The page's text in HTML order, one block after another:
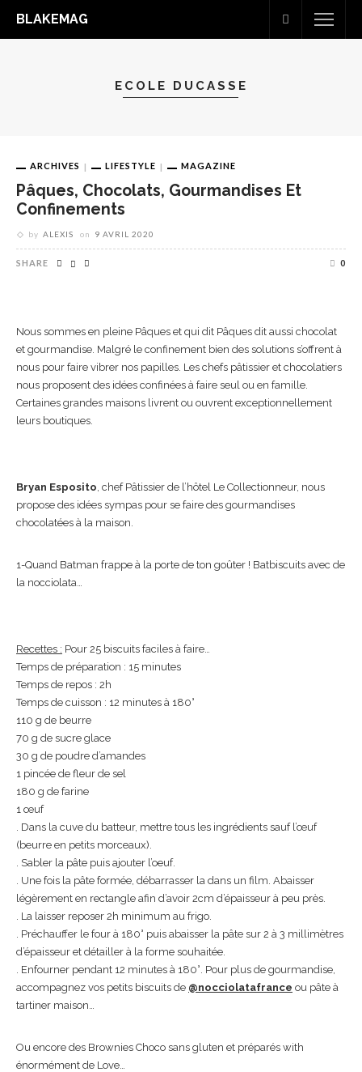
BLAKEMAG
ECOLE DUCASSE
ARCHIVES LIFESTYLE MAGAZINE
Pâques, Chocolats, Gourmandises Et
Confinements
by ALEXIS on 9 AVRIL 2020
SHARE 0
Nous sommes en pleine Pâques et qui dit Pâques dit aussi chocolat
et gourmandise. Malgré le confinement bien des solutions s’offrent à
nous pour faire vibrer nos papilles. Les chefs pâtissier et chocolatiers
nous proposent des idées confinées à faire seul ou en famille.
Certaines grandes maisons livrent ou ouvrent exceptionnellement
leurs boutiques.
Bryan Esposito , chef Pâtissier de l’hôtel Le Collectionneur, nous
propose des idées sympas pour se faire des gourmandises
chocolatées à la maison.
1-Quand Batman frappe à la porte de ton goûter ! Batbiscuits avec de
la nocciolata…
Recettes : Pour 25 biscuits faciles à faire…
Temps de préparation : 15 minutes
Temps de repos : 2h
Temps de cuisson : 12 minutes à 180°
110 g de beurre
70 g de sucre glace
30 g de poudre d’amandes
1 pincée de fleur de sel
180 g de farine
1 œuf
. Dans la cuve du batteur, mettre tous les ingrédients sauf l’œuf
(beurre en petits morceaux).
. Sabler la pâte puis ajouter l’oeuf.
. Une fois la pâte formée, débarrasser la dans un film. Abaisser
légèrement en rectangle afin d’avoir 2cm d’épaisseur à peu près.
. La laisser reposer 2h minimum au frigo.
. Préchauffer le four à 180° puis abaisser la pâte sur 2 à 3 millimètres
d’épaisseur et détailler à la forme souhaitée.
. Enfourner pendant 12 minutes à 180°. Pour plus de gourmandise,
accompagnez vos petits biscuits de @nocciolatafrance ou pâte à
tartiner maison…
Ou encore des Brownies Choco sans gluten et préparés with
énormément de Love…